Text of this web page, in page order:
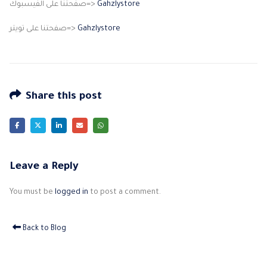
صفحتنا على الفيسبوك=> Gahzlystore
صفحتنا على تويتر=> Gahzlystore
Share this post
Leave a Reply
You must be logged in to post a comment.
Back to Blog